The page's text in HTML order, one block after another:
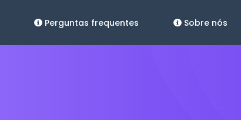
Perguntas frequentes Sobre nós